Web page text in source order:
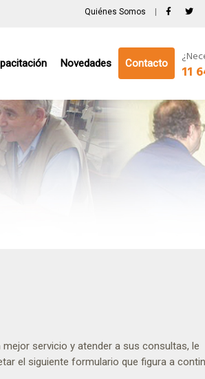
Quiénes Somos
Novedades Contacto 11
servicio y atender a sus consultas, le
el siguiente formulario que figura a